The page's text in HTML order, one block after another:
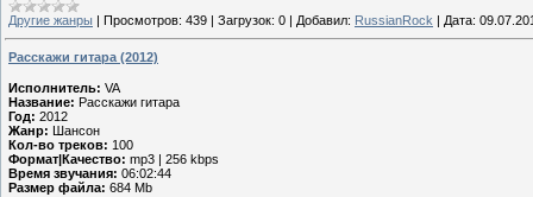
Другие жанры Просмотров: 439 Загрузок: 0 Добавил: RussianRock Дата:
Расскажи гитара (2012)
Исполнитель: VA
Название: Расскажи гитара
Год: 2012
Жанр: Шансон
Кол-во треков: 100
Формат|Качество: mp3 | 256 kbps
Время звучания: 06:02:44
Размер файла: 684 Mb